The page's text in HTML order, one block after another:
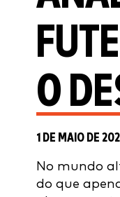
O
1 DE MAIO DE
No mundo
do que